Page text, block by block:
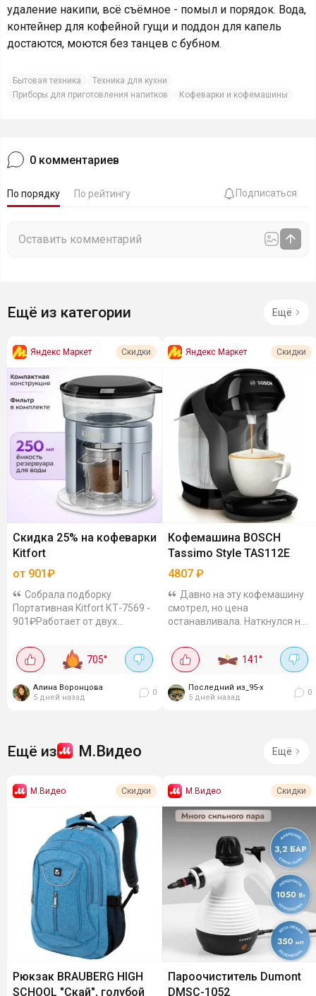
удаление накипи, всё съёмное - помыл и порядок. Вода,
контейнер для кофейной гущи и поддон для капель
достаются, моются без танцев с бубном.
Бытовая техника
Техника для кухни
Приборы для приготовления напитков
Кофеварки и кофемашины
0 комментариев
По порядку По рейтингу Подписаться
Ещё из категории Ещё
Яндекс Маркет Скидки
Скидка 25% на кофеварки
Kitfort
от 901₽
Собрала подборку
Портативная Kitfort КТ-7569 -
901₽Работает от двух
можно сварить даже там, где
нет розетки – на даче,
рыбалке или в походе.
Объём...
705°
Алина Воронцова
5 дней назад
0
Яндекс Маркет Скидки
Кофемашина BOSCH
Tassimo Style TAS112E
4807 ₽
Давно на эту кофемашину
смотрел, но цена
останавливала. Наткнулся на
Tassimo Style TAS112E за
4808₽ по акции, без неё 5464₽
- выгодно в любом случае....
141°
Последний из_95-х
5 дней назад
0
Ещё из М.Видео Ещё
М.Видео Скидки
Рюкзак BRAUBERG HIGH
SCHOOL "Скай", голубой
М.Видео Скидки
Пароочиститель Dumont
DMSC-1052